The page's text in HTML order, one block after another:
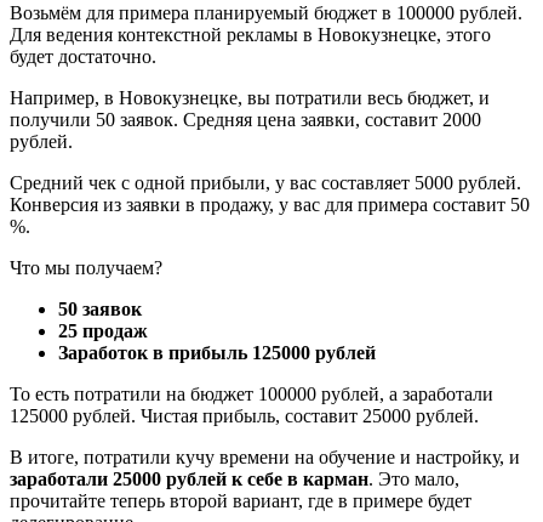
Возьмём для примера планируемый бюджет в 100000 рублей.
Для ведения контекстной рекламы в Новокузнецке, этого
будет достаточно.
Например, в Новокузнецке, вы потратили весь бюджет, и
получили 50 заявок. Средняя цена заявки, составит 2000
рублей.
Средний чек с одной прибыли, у вас составляет 5000 рублей.
Конверсия из заявки в продажу, у вас для примера составит 50
%.
Что мы получаем?
50 заявок
25 продаж
Заработок в прибыль 125000 рублей
То есть потратили на бюджет 100000 рублей, а заработали
125000 рублей. Чистая прибыль, составит 25000 рублей.
В итоге, потратили кучу времени на обучение и настройку, и
заработали 25000 рублей к себе в карман. Это мало,
прочитайте теперь второй вариант, где в примере будет